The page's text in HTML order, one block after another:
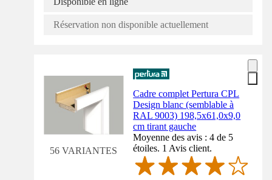
Réservation non disponible actuellement
56 VARIANTES
Cadre complet Pertura CPL
Design blanc (semblable à
RAL 9003) 198,5x61,0x9,0
cm tirant gauche
Moyenne des avis : 4 de 5
étoiles. 1 Avis client.